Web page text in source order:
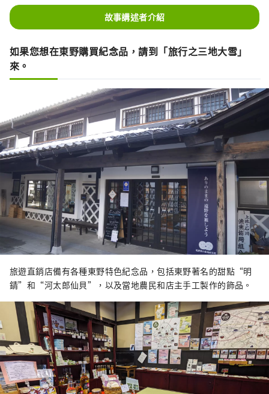
故事講述者介紹
如果您想在東野購買紀念品，請到「旅行之三地大雪」
來。
旅遊直銷店備有各種東野特色紀念品，包括東野著名的甜點“明
錆”和“河太郎仙貝”，以及當地農民和店主手工製作的飾品。